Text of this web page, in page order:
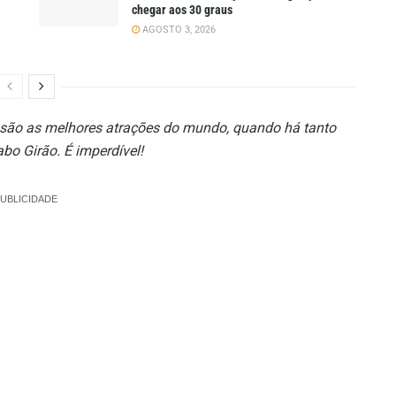
chegar aos 30 graus
AGOSTO 3, 2026
as melhores atrações do mundo, quando há tanto
Girão. É imperdível!